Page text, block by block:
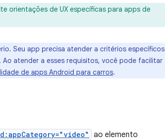
orientações de UX específicas para apps de
Seu app precisa atender a critérios específicos
atender a esses requisitos, você pode facilitar
de apps Android para carros.
ao elemento